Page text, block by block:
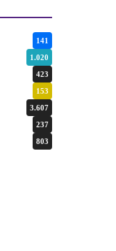
141
1.020
423
153
3.607
237
803